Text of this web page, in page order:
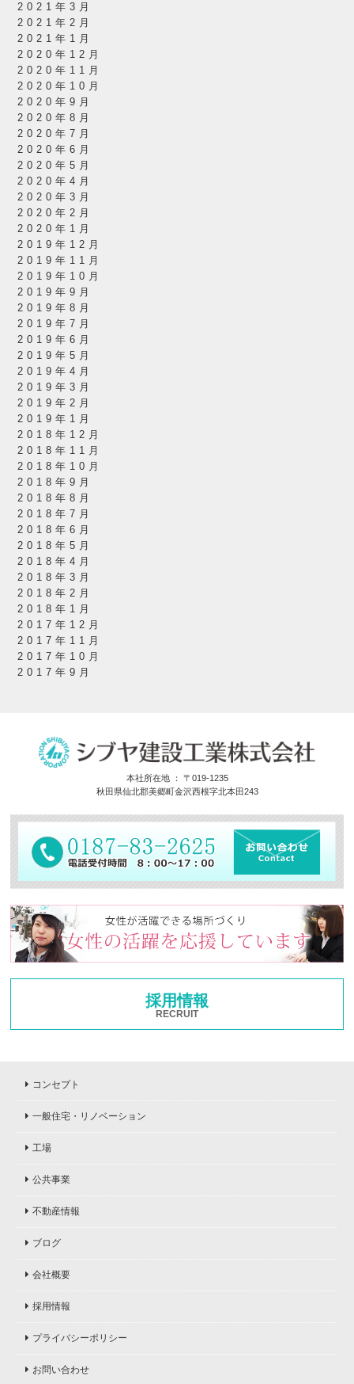
2021年3月
2021年2月
2021年1月
2020年12月
2020年11月
2020年10月
2020年9月
2020年8月
2020年7月
2020年6月
2020年5月
2020年4月
2020年3月
2020年2月
2020年1月
2019年12月
2019年11月
2019年10月
2019年9月
2019年8月
2019年7月
2019年6月
2019年5月
2019年4月
2019年3月
2019年2月
2019年1月
2018年12月
2018年11月
2018年10月
2018年9月
2018年8月
2018年7月
2018年6月
2018年5月
2018年4月
2018年3月
2018年2月
2018年1月
2017年12月
2017年11月
2017年10月
2017年9月
本社所在地 ： 〒019-1235
秋田県仙北郡美郷町金沢西根字北本田243
採用情報
RECRUIT
コンセプト
一般住宅・リノベーション
工場
公共事業
不動産情報
ブログ
会社概要
採用情報
プライバシーポリシー
お問い合わせ